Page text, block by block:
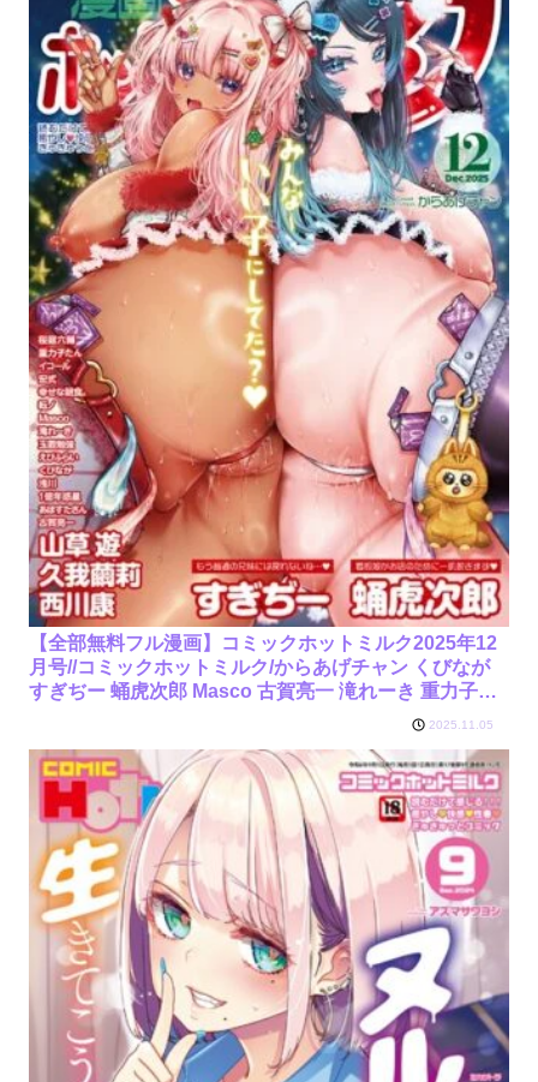
【全部無料フル漫画】コミックホットミルク2025年12
月号//コミックホットミルク/からあげチャン くびなが
すぎぢー 蛹虎次郎 Masco 古賀亮一 滝れーき 重力子た
ん イコール 西川康 転ノ 浅川 桜庭六輔 久我繭莉 幸せな
置勉強 えびふらい/s011akamj02671
2025.11.05